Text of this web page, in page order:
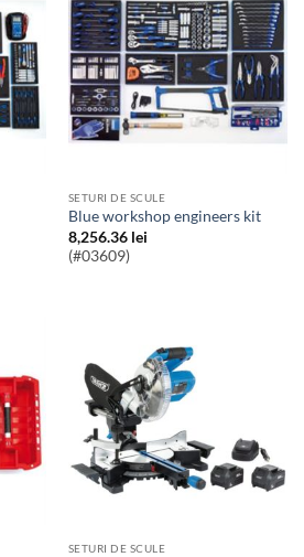
SETURI DE SCULE
Blue workshop engineers kit
8,256.36 lei
(#03609)
SETURI DE SCULE